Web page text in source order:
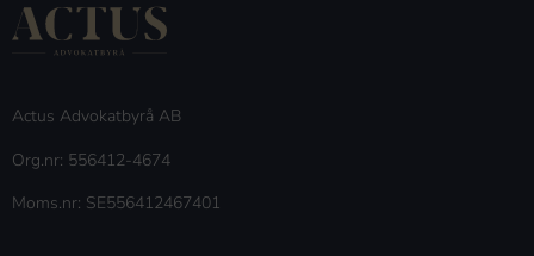
Actus Advokatbyrå AB
Org.nr: 556412-4674
Moms.nr: SE556412467401